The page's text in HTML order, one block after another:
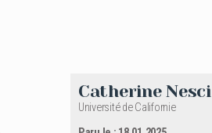
Catherine Nesci
Université de Californie